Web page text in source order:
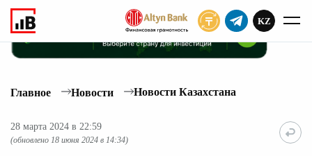
KZ
Главное Новости Новости Казахстана
28 марта 2024 в 22:59
(обновлено 18 июня 2024 в 14:34)